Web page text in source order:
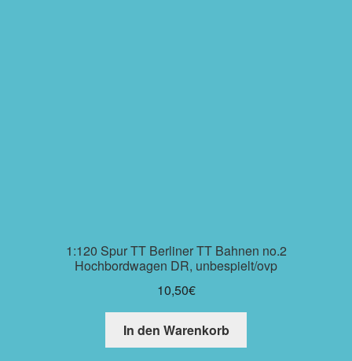
1:120 Spur TT Berliner TT Bahnen no.2
Hochbordwagen DR, unbespielt/ovp
10,50€
In den Warenkorb